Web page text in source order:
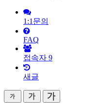
1:1문의
FAQ
접속자 9
새글